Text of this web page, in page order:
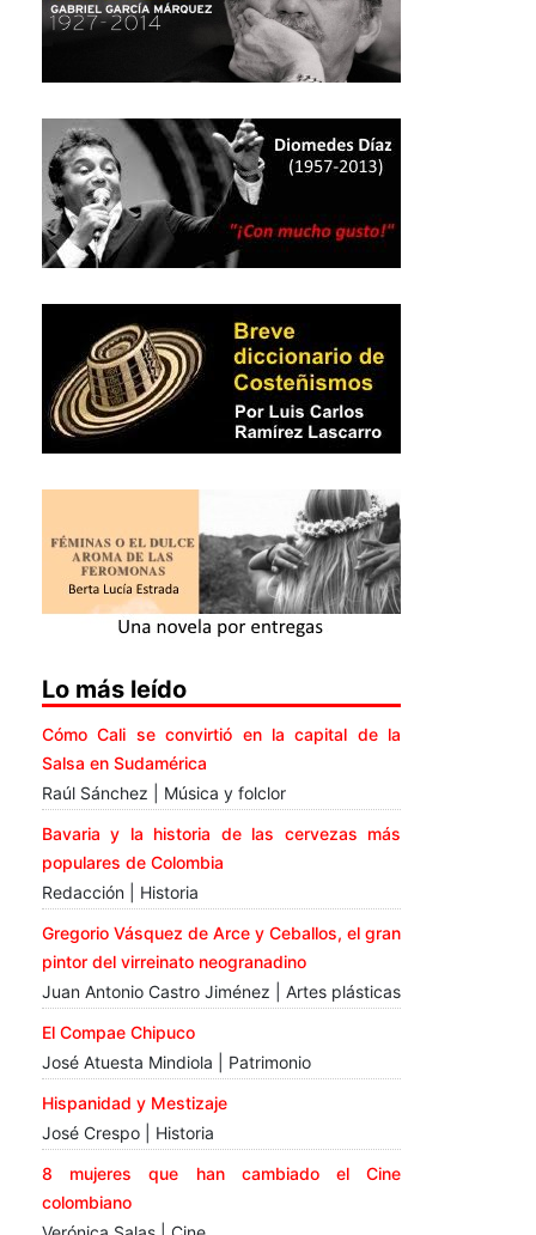
Lo más leído
Cómo Cali se convirtió en la capital de la
Salsa en Sudamérica
Raúl Sánchez | Música y folclor
Bavaria y la historia de las cervezas más
populares de Colombia
Redacción | Historia
Gregorio Vásquez de Arce y Ceballos, el gran
pintor del virreinato neogranadino
Juan Antonio Castro Jiménez | Artes plásticas
El Compae Chipuco
José Atuesta Mindiola | Patrimonio
Hispanidad y Mestizaje
José Crespo | Historia
8 mujeres que han cambiado el Cine
colombiano